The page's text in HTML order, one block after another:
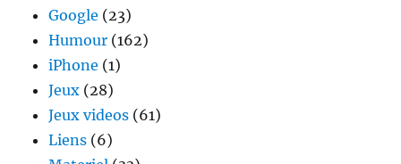
Google (23)
Humour (162)
iPhone (1)
Jeux (28)
Jeux videos (61)
Liens (6)